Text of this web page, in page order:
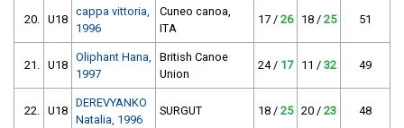
20. U18
cappa vittoria,
1996
Cuneo canoa,
ITA
17 / 26 18 / 25 51
21. U18
Oliphant Hana,
1997
British Canoe
Union
24 / 17 11 / 32 49
22. U18
DEREVYANKO
Natalia, 1996
SURGUT 18 / 25 20 / 23 48